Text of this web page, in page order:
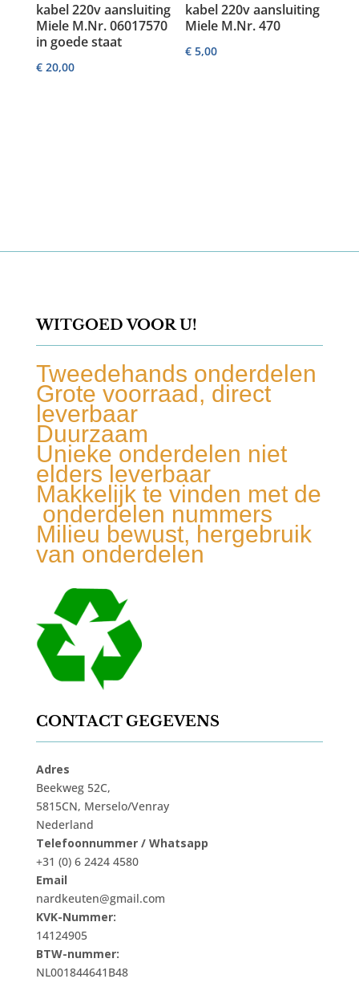
kabel 220v aansluiting
Miele M.Nr. 06017570
in goede staat
€20,00
kabel 220v aansluiting
Miele M.Nr. 470
€ 5,00
WITGOED VOOR U!
Tweedehands onderdelen
Grote voorraad, direct
leverbaar
Duurzaam
Unieke onderdelen niet
elders leverbaar
Makkelijk te vinden met de
onderdelen nummers
Milieu bewust, hergebruik
van onderdelen
CONTACT GEGEVENS
Adres
Beekweg 52C,
5815CN, Merselo/Venray
Nederland
Telefoonnummer / Whatsapp
+31 (0) 6 2424 4580
Email
nardkeuten@gmail.com
KVK-Nummer:
14124905
BTW-nummer:
NL001844641B48